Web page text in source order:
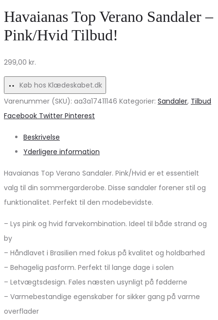
Havaianas Top Verano Sandaler –
Pink/Hvid Tilbud!
299,00 kr.
Køb hos Klædeskabet.dk
Varenummer (SKU): aa3a17411146 Kategorier: Sandaler, Tilbud
Share
Facebook Twitter Pinterest
Beskrivelse
Yderligere information
Havaianas Top Verano Sandaler. Pink/Hvid er et essentielt
valg til din sommergarderobe. Disse sandaler forener stil og
funktionalitet. Perfekt til den modebevidste.
– Lys pink og hvid farvekombination. Ideel til både strand og
by
– Håndlavet i Brasilien med fokus på kvalitet og holdbarhed
– Behagelig pasform. Perfekt til lange dage i solen
– Letvægtsdesign. Føles næsten usynligt på fødderne
– Varmebestandige egenskaber for sikker gang på varme
overflader